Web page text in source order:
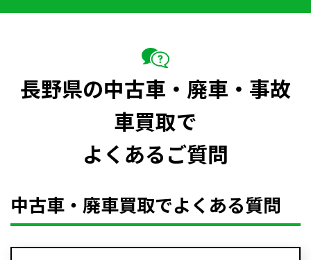
長野県の中古車・廃車・事故
車買取で
よくあるご質問
中古車・廃車買取でよくある質問